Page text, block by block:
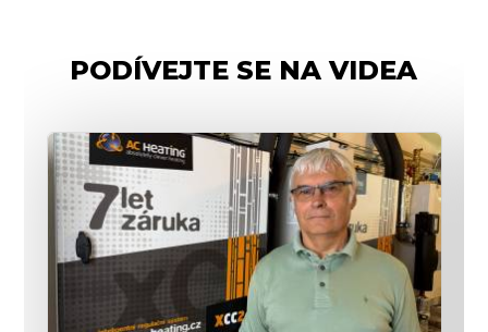
PODÍVEJTE SE NA VIDEA